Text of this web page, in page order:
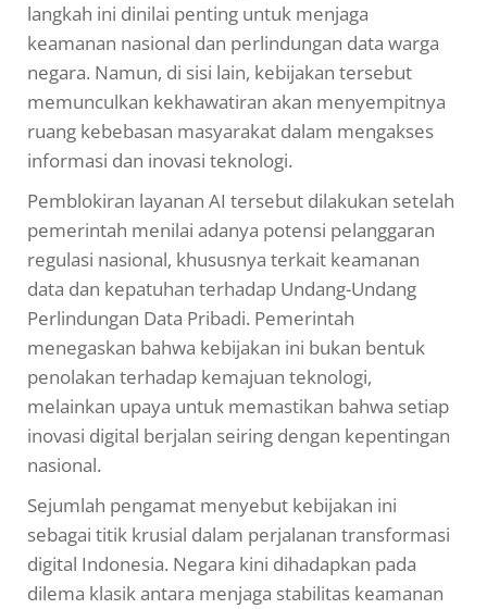
langkah ini dinilai penting untuk menjaga
keamanan nasional dan perlindungan data warga
negara. Namun, di sisi lain, kebijakan tersebut
memunculkan kekhawatiran akan menyempitnya
ruang kebebasan masyarakat dalam mengakses
informasi dan inovasi teknologi.
Pemblokiran layanan AI tersebut dilakukan setelah
pemerintah menilai adanya potensi pelanggaran
regulasi nasional, khususnya terkait keamanan
data dan kepatuhan terhadap Undang-Undang
Perlindungan Data Pribadi. Pemerintah
menegaskan bahwa kebijakan ini bukan bentuk
penolakan terhadap kemajuan teknologi,
melainkan upaya untuk memastikan bahwa setiap
inovasi digital berjalan seiring dengan kepentingan
nasional.
Sejumlah pengamat menyebut kebijakan ini
sebagai titik krusial dalam perjalanan transformasi
digital Indonesia. Negara kini dihadapkan pada
dilema klasik antara menjaga stabilitas keamanan